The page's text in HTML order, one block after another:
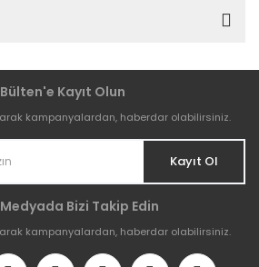
Kayıt Olun
kampanyalardan, haberdar olabilirsiniz.
Kayıt Ol
Bizi Takip Edin
kampanyalardan, haberdar olabilirsiniz.